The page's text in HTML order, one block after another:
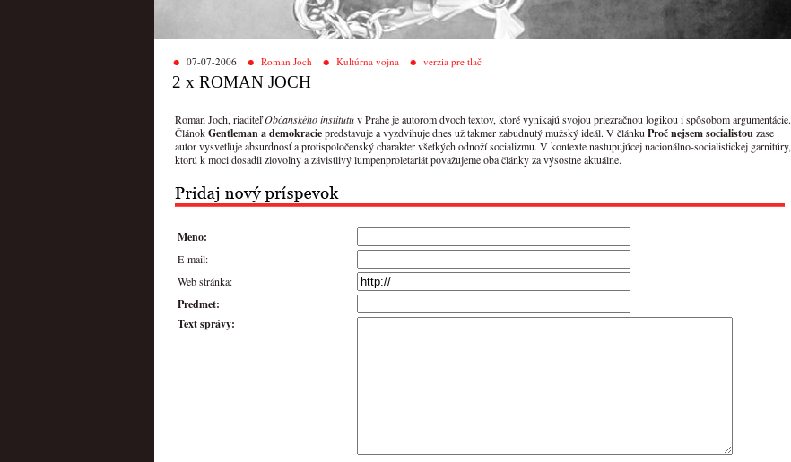
07-07-2006 Roman Joch Kultúrna vojna verzia pre tlač
2 x ROMAN JOCH
Roman Joch, riaditeľObčanského institutuv Prahe je autorom dvoch textov, ktoré vynikajú svojou priezračnou logikou i spôsobom argumentácie.
ČlánokGentleman a demokraciepredstavuje a vyzdvihuje dnes už takmer zabudnutý mužský ideál. V článku Proč nejsem socialistouzase
autor vysvetľuje absurdnosť a protispoločenský charakter všetkých odnoží socializmu. V kontexte nastupujúcej nacionálno-socialistickej garnitúry,
ktorú k moci dosadil zlovoľný a závistlivý lumpenproletariát považujeme oba články za výsostne aktuálne.
Meno:
E-mail:
Web stránka:
Predmet:
Text správy: